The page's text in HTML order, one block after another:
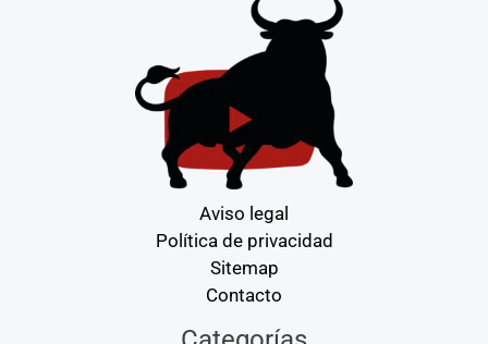
Aviso legal
Política de privacidad
Sitemap
Contacto